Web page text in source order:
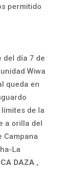
permitido
del día 7 de
Wiwa
queda en
de la
a orilla del
Campana
La
DAZA ,